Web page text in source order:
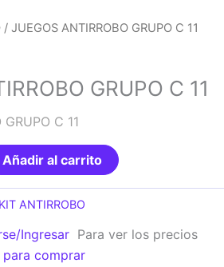
/ JUEGOS ANTIRROBO GRUPO C 11
GRUPO C 11
C 11
Añadir al carrito
KIT ANTIRROBO
Ingresar Para ver los precios
para comprar